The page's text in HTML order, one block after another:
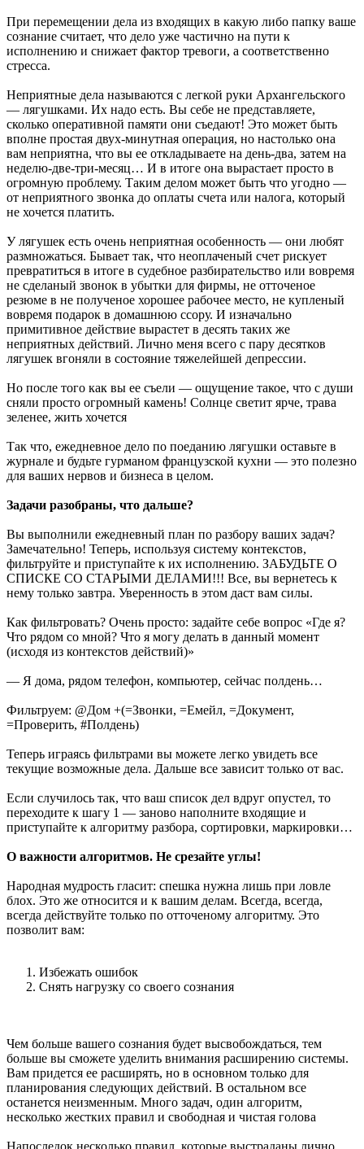
При перемещении дела из входящих в какую либо папку ваше
сознание считает, что дело уже частично на пути к
исполнению и снижает фактор тревоги, а соответственно
стресса.
Неприятные дела называются с легкой руки Архангельского
— лягушками. Их надо есть. Вы себе не представляете,
сколько оперативной памяти они съедают! Это может быть
вполне простая двух-минутная операция, но настолько она
вам неприятна, что вы ее откладываете на день-два, затем на
неделю-две-три-месяц… И в итоге она вырастает просто в
огромную проблему. Таким делом может быть что угодно —
от неприятного звонка до оплаты счета или налога, который
не хочется платить.
У лягушек есть очень неприятная особенность — они любят
размножаться. Бывает так, что неоплаченый счет рискует
превратиться в итоге в судебное разбирательство или вовремя
не сделаный звонок в убытки для фирмы, не отточеное
резюме в не полученое хорошее рабочее место, не купленый
вовремя подарок в домашнюю ссору. И изначально
примитивное действие вырастет в десять таких же
неприятных действий. Лично меня всего с пару десятков
лягушек вгоняли в состояние тяжелейшей депрессии.
Но после того как вы ее съели — ощущение такое, что с души
сняли просто огромный камень! Солнце светит ярче, трава
зеленее, жить хочется
Так что, ежедневное дело по поеданию лягушки оставьте в
журнале и будьте гурманом французской кухни — это полезно
для ваших нервов и бизнеса в целом.
Задачи разобраны, что дальше?
Вы выполнили ежедневный план по разбору ваших задач?
Замечательно! Теперь, используя систему контекстов,
фильтруйте и приступайте к их исполнению. ЗАБУДЬТЕ О
СПИСКЕ СО СТАРЫМИ ДЕЛАМИ!!! Все, вы вернетесь к
нему только завтра. Уверенность в этом даст вам силы.
Как фильтровать? Очень просто: задайте себе вопрос «Где я?
Что рядом со мной? Что я могу делать в данный момент
(исходя из контекстов действий)»
— Я дома, рядом телефон, компьютер, сейчас полдень…
Фильтруем: @Дом +(=Звонки, =Емейл, =Документ,
=Проверить, #Полдень)
Теперь играясь фильтрами вы можете легко увидеть все
текущие возможные дела. Дальше все зависит только от вас.
Если случилось так, что ваш список дел вдруг опустел, то
переходите к шагу 1 — заново наполните входящие и
приступайте к алгоритму разбора, сортировки, маркировки…
О важности алгоритмов. Не срезайте углы!
Народная мудрость гласит: спешка нужна лишь при ловле
блох. Это же относится и к вашим делам. Всегда, всегда,
всегда действуйте только по отточеному алгоритму. Это
позволит вам:
Избежать ошибок
Снять нагрузку со своего сознания
Чем больше вашего сознания будет высвобождаться, тем
больше вы сможете уделить внимания расширению системы.
Вам придется ее расширять, но в основном только для
планирования следующих действий. В остальном все
останется неизменным. Много задач, один алгоритм,
несколько жестких правил и свободная и чистая голова
Напоследок несколько правил, которые выстраданы лично